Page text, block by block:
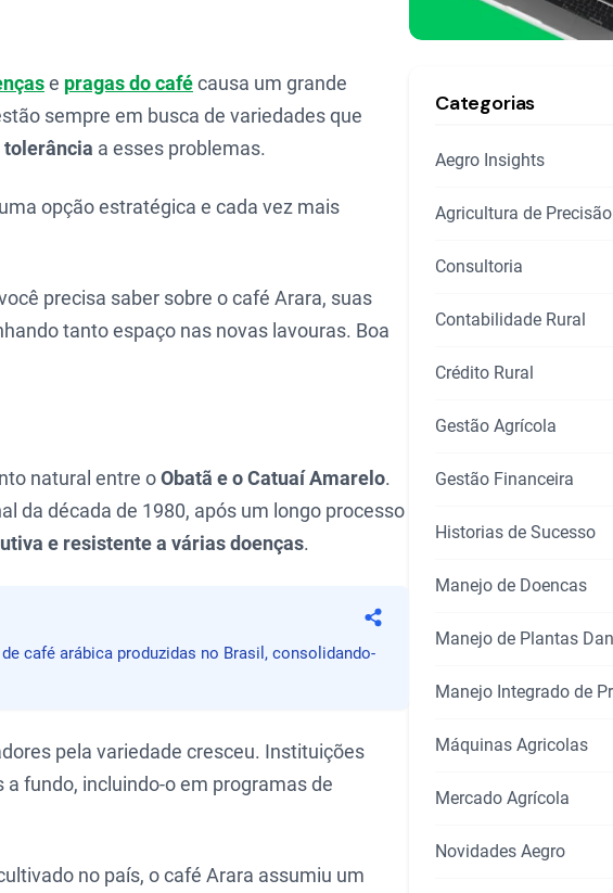
e pragas do cafécausa um grande
sempre em busca de variedades que
tolerância a esses problemas.
opção estratégica e cada vez mais
precisa saber sobre o café Arara, suas
tanto espaço nas novas lavouras. Boa
natural entre oObatã e o Catuaí Amarelo.
da década de 1980, após um longo processo
e resistente a várias doenças.
Compartilhar
café arábica produzidas no Brasil, consolidando-
pela variedade cresceu. Instituições
fundo, incluindo-o em programas de
no país, o café Arara assumiu um
Categorias
Aegro Insights
Agricultura de Precisão
Consultoria
Contabilidade Rural
Crédito Rural
Gestão Agrícola
Gestão Financeira
Historias de Sucesso
Manejo de Doencas
Manejo de Plantas
Manejo Integrado de
Máquinas Agricolas
Mercado Agrícola
Novidades Aegro